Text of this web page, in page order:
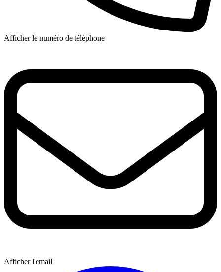
Afficher le numéro de téléphone
Afficher l'email